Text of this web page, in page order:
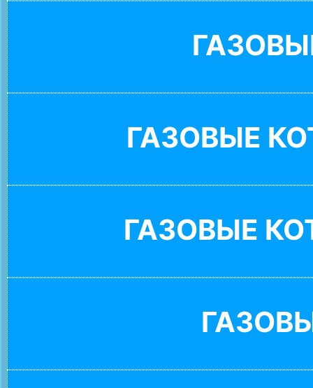
ГАЗОВЫЕ
ГАЗОВЫЕ